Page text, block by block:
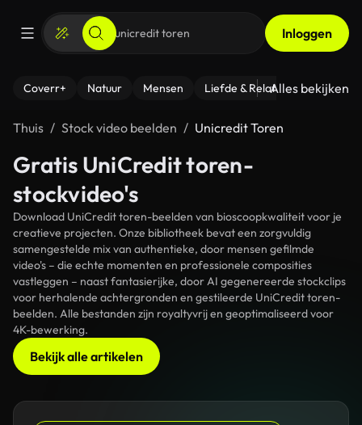
Inloggen
Coverr+ Natuur Mensen Liefde & Relaties - Fitness
Alles bekijken
Thuis Stock video beelden Unicredit Toren
Gratis UniCredit toren-
stockvideo's
Download UniCredit toren-beelden van bioscoopkwaliteit voor je
creatieve projecten. Onze bibliotheek bevat een zorgvuldig
samengestelde mix van authentieke, door mensen gefilmde
video's – die echte momenten en professionele composities
vastleggen – naast fantasierijke, door AI gegenereerde stockclips
voor herhalende achtergronden en gestileerde UniCredit toren-
beelden. Alle bestanden zijn royaltyvrij en geoptimaliseerd voor
4K-bewerking.
Bekijk alle artikelen